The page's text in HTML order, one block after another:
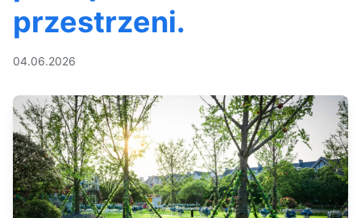
przestrzeni.
04.06.2026